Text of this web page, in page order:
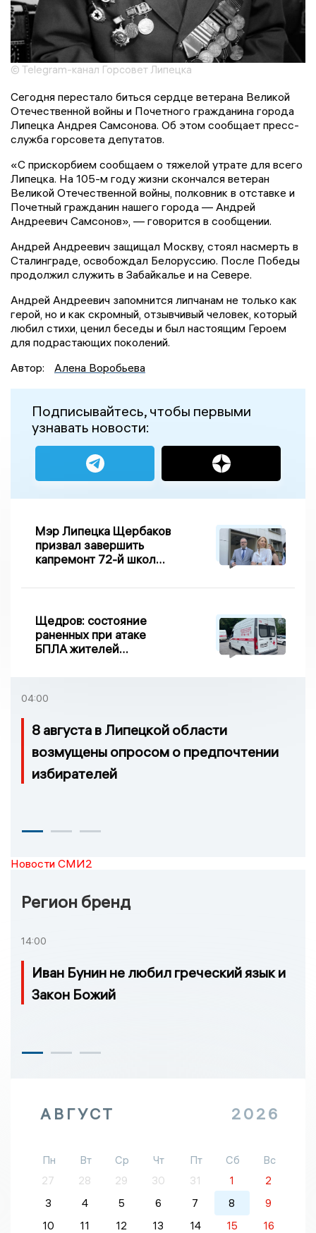
© Telegram-канал Горсовет Липецка
Сегодня перестало биться сердце ветерана Великой
Отечественной войны и Почетного гражданина города
Липецка Андрея Самсонова. Об этом сообщает пресс-
служба горсовета депутатов.
«С прискорбием сообщаем о тяжелой утрате для всего
Липецка. На 105-м году жизни скончался ветеран
Великой Отечественной войны, полковник в отставке и
Почетный гражданин нашего города — Андрей
Андреевич Самсонов», — говорится в сообщении.
Андрей Андреевич защищал Москву, стоял насмерть в
Сталинграде, освобождал Белоруссию. После Победы
продолжил служить в Забайкалье и на Севере.
Андрей Андреевич запомнится липчанам не только как
герой, но и как скромный, отзывчивый человек, который
любил стихи, ценил беседы и был настоящим Героем
для подрастающих поколений.
Автор:
Алена Воробьева
Подписывайтесь, чтобы первыми
узнавать новости:
Мэр Липецка Щербаков
призвал завершить
капремонт 72-й школы
Щедров: состояние
раненных при атаке
БПЛА жителей
04:00
8 августа в Липецкой области
возмущены опросом о предпочтении
избирателей
Новости СМИ2
Регион бренд
14:00
Иван Бунин не любил греческий язык и
Закон Божий
АВГУСТ 2026
Пн Вт Ср Чт Пт Сб
Вс
27
28 29 30 31 1
2
3
4 5 6 7 8
9
10
11 12 13 14 15 16